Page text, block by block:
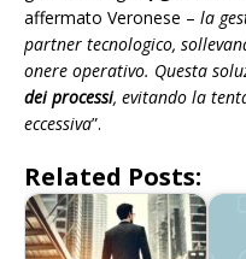
affermato Veronese – la
partner tecnologico,
onere operativo. Questa
dei processi, evitando la
eccessiva”.
Related Posts: